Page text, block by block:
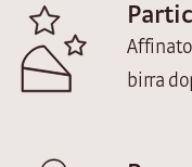
birra